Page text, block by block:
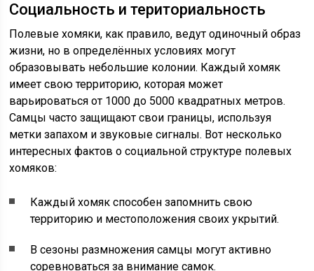
Социальность и териториальность
Полевые хомяки, как правило, ведут одиночный образ
жизни, но в определённых условиях могут
образовывать небольшие колонии. Каждый хомяк
имеет свою территорию, которая может
варьироваться от 1000 до 5000 квадратных метров.
Самцы часто защищают свои границы, используя
метки запахом и звуковые сигналы. Вот несколько
интересных фактов о социальной структуре полевых
хомяков:
Каждый хомяк способен запомнить свою
территорию и местоположения своих укрытий.
В сезоны размножения самцы могут активно
соревноваться за внимание самок.